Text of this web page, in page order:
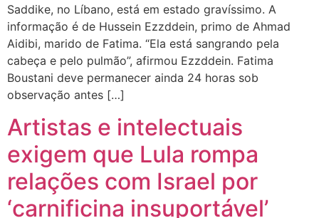
Saddike, no Líbano, está em estado gravíssimo. A
informação é de Hussein Ezzddein, primo de Ahmad
Aidibi, marido de Fatima. “Ela está sangrando pela
cabeça e pelo pulmão”, afirmou Ezzddein. Fatima
Boustani deve permanecer ainda 24 horas sob
observação antes […]
Artistas e intelectuais
exigem que Lula rompa
relações com Israel por
‘carnificina insuportável’